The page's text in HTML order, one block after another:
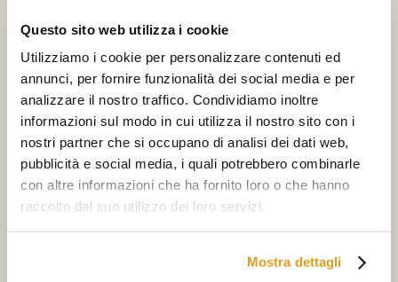
Questo sito web utilizza i cookie
Utilizziamo i cookie per personalizzare contenuti ed
annunci, per fornire funzionalità dei social media e per
analizzare il nostro traffico. Condividiamo inoltre
informazioni sul modo in cui utilizza il nostro sito con i
nostri partner che si occupano di analisi dei dati web,
pubblicità e social media, i quali potrebbero combinarle
con altre informazioni che ha fornito loro o che hanno
raccolto dal suo utilizzo dei loro servizi.
Mostra dettagli
Iscriviti alla newsletter
Seleziona i tuoi interessi
Iscriviti
Acconsento al trattamento dei miei dati (indirizzo di posta
elettronica) per finalità di marketing
Acconsento al trattamento dei miei dati personali per l’invio di
newsletter